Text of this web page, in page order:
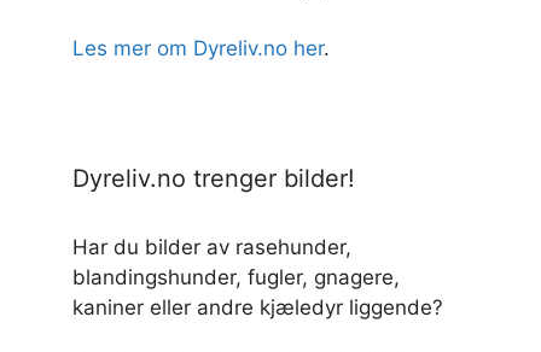
Les mer om Dyreliv.no her.
Dyreliv.no trenger bilder!
Har du bilder av rasehunder,
blandingshunder, fugler, gnagere,
kaniner eller andre kjæledyr liggende?